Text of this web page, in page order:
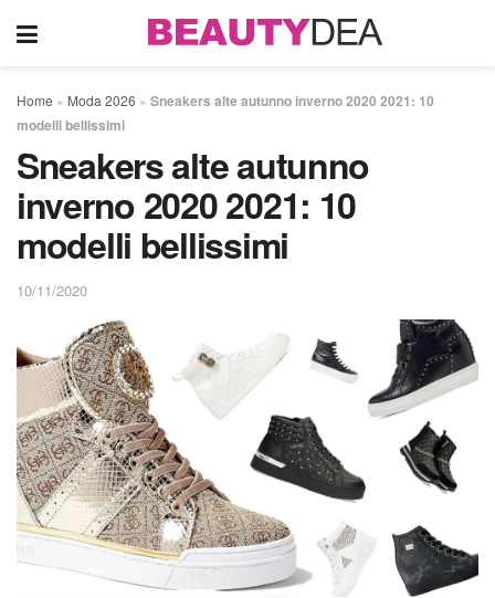
Home » Moda 2026 » Sneakers alte autunno inverno 2020 2021: 10
modelli bellissimi
Sneakers alte autunno
inverno 2020 2021: 10
modelli bellissimi
10/11/2020